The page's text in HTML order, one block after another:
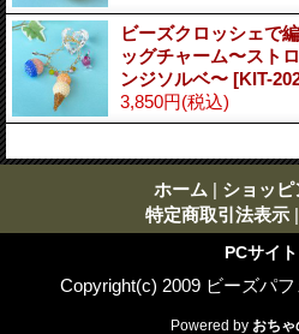
ビーズクロッシェで
ッグチャーム〜スト
ンジソルベ〜 [KIT-
3,850円(税込)
ホーム | ショッピ
特定商取引法表示 |
PCサイト
Copyright(c) 2009 ビーズパ
Powered by おちゃ